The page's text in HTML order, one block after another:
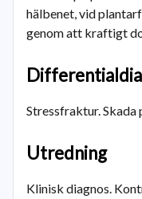
hälbenet, vid
genom att kraftigt
Stressfraktur. Skada
Utredning
Klinisk diagnos.